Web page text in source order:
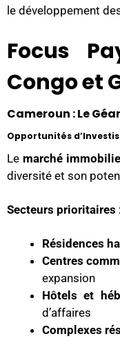
le développement
Focus
Congo et
Cameroun : Le
Opportunités
Le marché
diversité et son
Secteurs prioritaires
Résidences
Centres
expansion
Hôtels et
d’affaires
Complexes